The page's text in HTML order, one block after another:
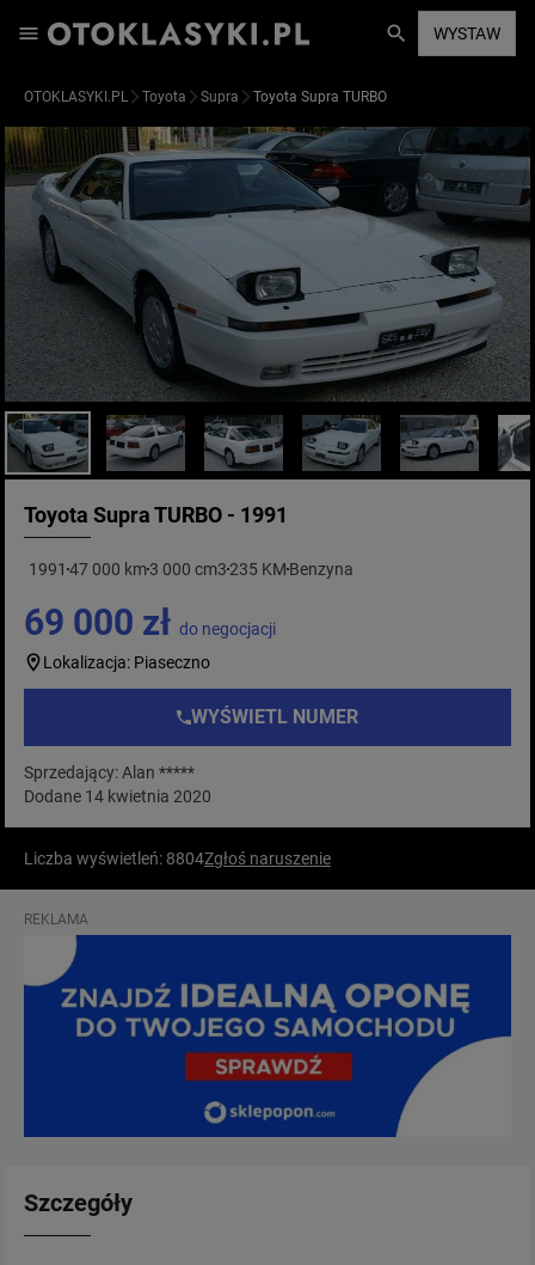
WYSTAW
OTOKLASYKI.PL Toyota Supra Toyota Supra TURBO
Toyota Supra TURBO - 1991
1991 47 000 km3 000 cm3235 KM Benzyna
69 000 zł do negocjacji
Lokalizacja: Piaseczno
WYŚWIETL NUMER
Sprzedający: Alan *****
Dodane 14 kwietnia 2020
Liczba wyświetleń: 8804Zgłoś naruszenie
REKLAMA
Szczegóły